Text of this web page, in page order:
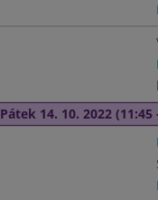
Pátek 14. 10. 2022 (11:45